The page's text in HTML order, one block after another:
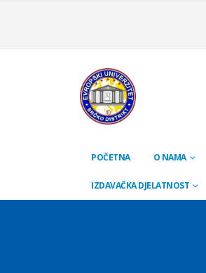
POČETNA O NAMA
IZDAVAČKA DJELATNOST